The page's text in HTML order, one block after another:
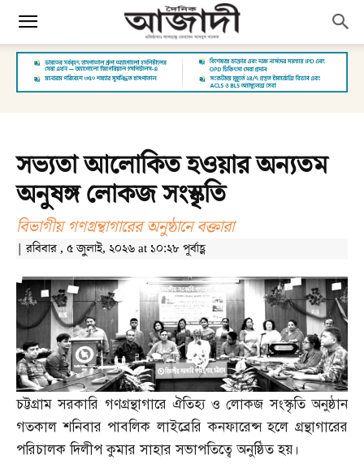
সভ্যতা আলোকিত হওয়ার অন্যতম
অনুষঙ্গ লোকজ সংস্কৃতি
বিভাগীয় গণগ্রন্থাগারের অনুষ্ঠানে বক্তারা
| রবিবার , ৫ জুলাই, ২০২৬ at ১০:২৮ পূর্বাহ্ণ
চট্টগ্রাম সরকারি গণগ্রন্থাগারে ঐতিহ্য ও লোকজ সংস্কৃতি অনুষ্ঠান
গতকাল শনিবার পাবলিক লাইব্রেরি কনফারেন্স হলে গ্রন্থাগারের
পরিচালক দিলীপ কুমার সাহার সভাপতিত্বে অনুষ্ঠিত হয়।